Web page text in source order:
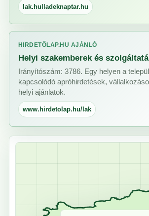
lak.hulladeknaptar.hu
HIRDETŐLAP.HU AJÁNLÓ
Helyi szakemberek és
Irányítószám: 3786. Egy helyen a
kapcsolódó apróhirdetések,
helyi ajánlatok.
www.hirdetolap.hu/lak